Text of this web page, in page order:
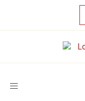
Toggle